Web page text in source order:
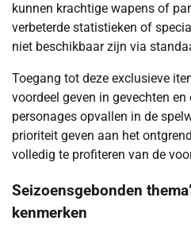
kunnen krachtige wapens of
verbeterde statistieken of
niet beschikbaar zijn via
Toegang tot deze exclusieve
voordeel geven in gevechten
personages opvallen in de
prioriteit geven aan het
volledig te profiteren van de
Seizoensgebonden
kenmerken